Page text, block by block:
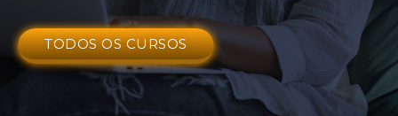
TODOS OS CURSOS